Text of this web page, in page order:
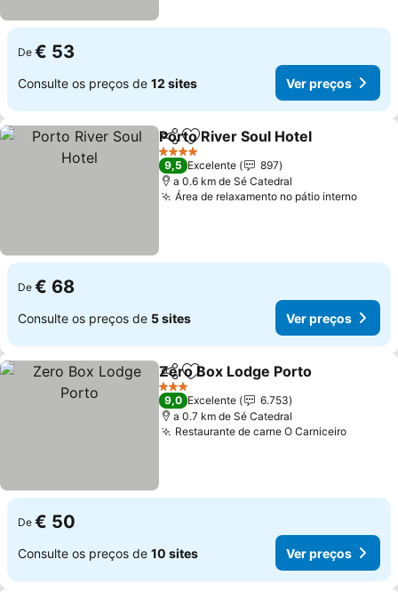
De € 53
Consulte os preços de 12 sites Ver preços
PartilharAdicionar aos favoritos
Porto River Soul Hotel
4 Estrelas
9,5 Excelente
897
a 0.6 km de Sé Catedral
Área de relaxamento no pátio internoVer
De € 68
Consulte os preços de 5 sites Ver preços
PartilharAdicionar aos favoritos
Zero Box Lodge Porto
3 Estrelas
9,0 Excelente
6.753
a 0.7 km de Sé Catedral
Restaurante de carne O CarniceiroVer
De € 50
Consulte os preços de 10 sites Ver preços